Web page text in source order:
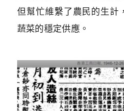
但幫忙維繫了農民的生計
蔬菜的穩定供應。